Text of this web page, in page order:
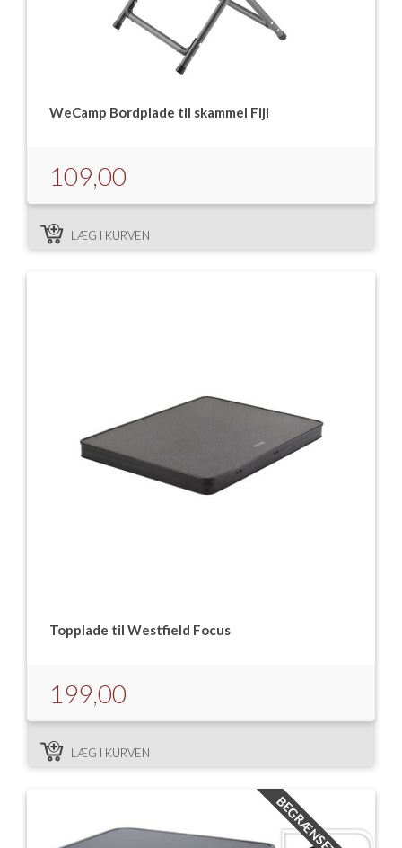
WeCamp Bordplade til skammel Fiji
109,00
LÆG I KURVEN
Topplade til Westfield Focus
199,00
LÆG I KURVEN